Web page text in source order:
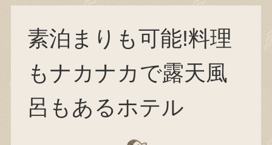
素泊まりも可能!料理
もナカナカで露天風
呂もあるホテル